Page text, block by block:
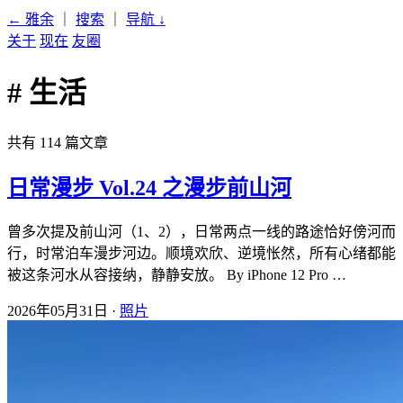
← 雅余 搜索 导航 ↓
关于 现在 友圈
# 生活
共有 114 篇文章
日常漫步 Vol.24 之漫步前山河
曾多次提及前山河（1、2），日常两点一线的路途恰好傍河而
行，时常泊车漫步河边。顺境欢欣、逆境怅然，所有心绪都能
被这条河水从容接纳，静静安放。 By iPhone 12 Pro …
2026年05月31日 · 照片